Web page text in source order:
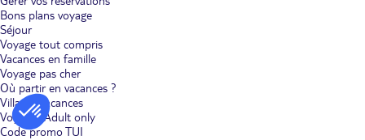
Bons plans voyage
Séjour
Voyage tout compris
Vacances en famille
Voyage pas cher
Où partir en vacances ?
Villages vacances
Voyages Adult only
Code promo TUI